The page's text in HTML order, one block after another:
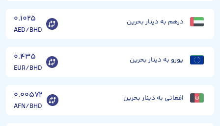
درهم به دینار بحرین ۰.۱۰۲۵
AED/BHD
یورو به دینار بحرین ۰.۴۳۵
EUR/BHD
افغانی به دینار بحرین ۰.۰۰۵۷۲
AFN/BHD